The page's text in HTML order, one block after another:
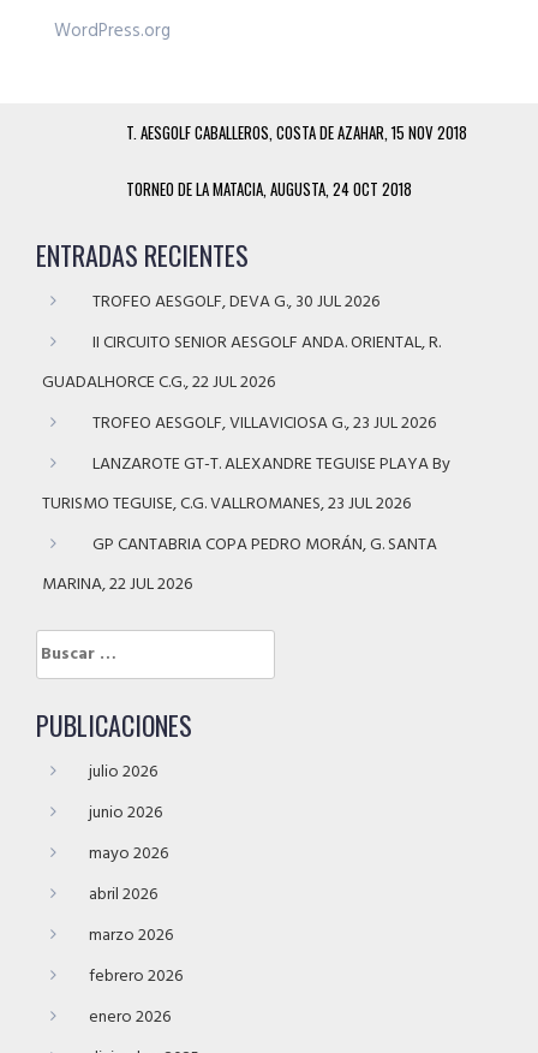
WordPress.org
T. AESGOLF CABALLEROS, COSTA DE AZAHAR, 15 NOV 2018
TORNEO DE LA MATACIA, AUGUSTA, 24 OCT 2018
ENTRADAS RECIENTES
TROFEO AESGOLF, DEVA G., 30 JUL 2026
II CIRCUITO SENIOR AESGOLF ANDA. ORIENTAL, R.
GUADALHORCE C.G., 22 JUL 2026
TROFEO AESGOLF, VILLAVICIOSA G., 23 JUL 2026
LANZAROTE GT-T. ALEXANDRE TEGUISE PLAYA By
TURISMO TEGUISE, C.G. VALLROMANES, 23 JUL 2026
GP CANTABRIA COPA PEDRO MORÁN, G. SANTA
MARINA, 22 JUL 2026
Buscar:
PUBLICACIONES
julio 2026
junio 2026
mayo 2026
abril 2026
marzo 2026
febrero 2026
enero 2026